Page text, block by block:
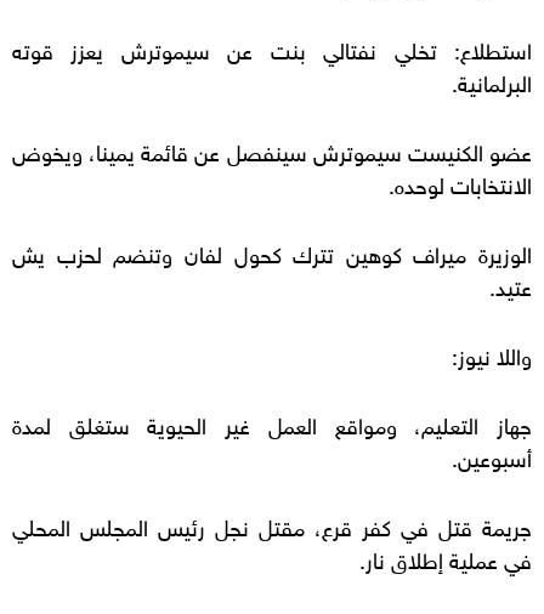
استطلاع: تخلي نفتالي بنت عن سيموترش يعزز قوته
البرلمانية.
عضو الكنيست سيموترش سينفصل عن قائمة يمينا، ويخوض
الانتخابات لوحده.
الوزيرة ميراف كوهين تترك كحول لفان وتنضم لحزب يش
عتيد.
واللا نيوز:
جهاز التعليم، ومواقع العمل غير الحيوية ستغلق لمدة
أسبوعين.
جريمة قتل في كفر قرع، مقتل نجل رئيس المجلس المحلي
في عملية إطلاق نار.